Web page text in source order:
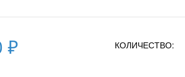
₽ КОЛИЧЕСТВО: